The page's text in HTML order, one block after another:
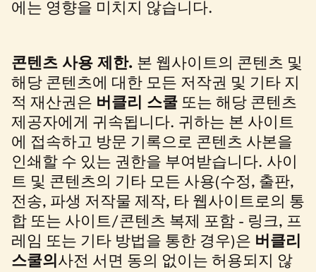
에는 영향을 미치지 않습니다.
콘텐츠 사용 제한. 본 웹사이트의 콘텐츠 및
해당 콘텐츠에 대한 모든 저작권 및 기타 지
적 재산권은 버클리 스쿨또는 해당 콘텐츠
제공자에게 귀속됩니다. 귀하는 본 사이트
에 접속하고 방문 기록으로 콘텐츠 사본을
인쇄할 수 있는 권한을 부여받습니다. 사이
트 및 콘텐츠의 기타 모든 사용(수정, 출판,
전송, 파생 저작물 제작, 타 웹사이트로의 통
합 또는 사이트/콘텐츠 복제 포함 - 링크, 프
레임 또는 기타 방법을 통한 경우)은 버클리
스쿨의 사전 서면 동의 없이는 허용되지 않